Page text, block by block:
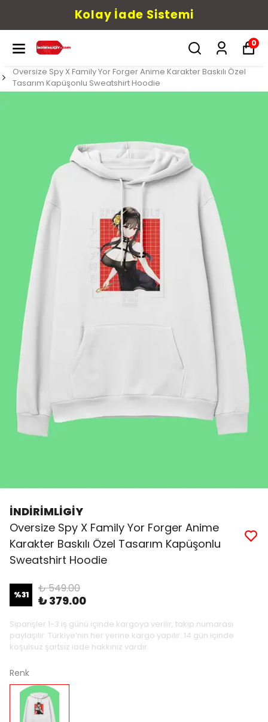
Kolay İade Sistemi
0
Oversize Spy X Family Yor Forger Anime Karakter Baskılı Özel
Tasarım Kapüşonlu Sweatshirt Hoodie
İNDİRİMLİGİY
Oversize Spy X Family Yor Forger Anime
Karakter Baskılı Özel Tasarım Kapüşonlu
Sweatshirt Hoodie
%31 ₺ 549.00
₺ 379.00
Siparişler 1-3 iş günü içinde kargoya verilir, takip numarası
paylaşılır. Türkiye’nin her yerine kargo yapılır. 14 gün içinde
koşulsuz şartsız iade hakkınız vardır.
Renk